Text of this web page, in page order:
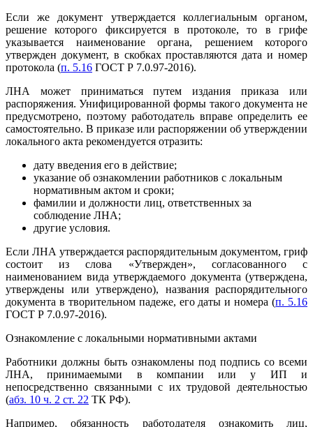
Если же документ утверждается коллегиальным органом,
решение которого фиксируется в протоколе, то в грифе
указывается наименование органа, решением которого
утвержден документ, в скобках проставляются дата и номер
протокола (п. 5.16 ГОСТ Р 7.0.97-2016).
ЛНА может приниматься путем издания приказа или
распоряжения. Унифицированной формы такого документа не
предусмотрено, поэтому работодатель вправе определить ее
самостоятельно. В приказе или распоряжении об утверждении
локального акта рекомендуется отразить:
дату введения его в действие;
указание об ознакомлении работников с локальным
нормативным актом и сроки;
фамилии и должности лиц, ответственных за
соблюдение ЛНА;
другие условия.
Если ЛНА утверждается распорядительным документом, гриф
состоит из слова «Утвержден», согласованного с
наименованием вида утверждаемого документа (утверждена,
утверждены или утверждено), названия распорядительного
документа в творительном падеже, его даты и номера (п. 5.16
ГОСТ Р 7.0.97-2016).
Ознакомление с локальными нормативными актами
Работники должны быть ознакомлены под подпись со всеми
ЛНА, принимаемыми в компании или у ИП и
непосредственно связанными с их трудовой деятельностью
(абз. 10 ч. 2 ст. 22 ТК РФ).
Например, обязанность работодателя ознакомить лиц,